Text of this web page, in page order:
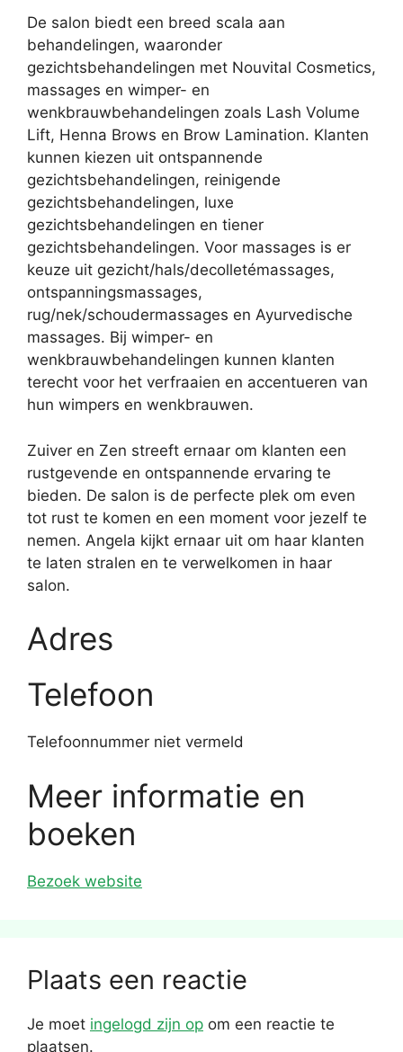
De salon biedt een breed scala aan
behandelingen, waaronder
gezichtsbehandelingen met Nouvital Cosmetics,
massages en wimper- en
wenkbrauwbehandelingen zoals Lash Volume
Lift, Henna Brows en Brow Lamination. Klanten
kunnen kiezen uit ontspannende
gezichtsbehandelingen, reinigende
gezichtsbehandelingen, luxe
gezichtsbehandelingen en tiener
gezichtsbehandelingen. Voor massages is er
keuze uit gezicht/hals/decolletémassages,
ontspanningsmassages,
rug/nek/schoudermassages en Ayurvedische
massages. Bij wimper- en
wenkbrauwbehandelingen kunnen klanten
terecht voor het verfraaien en accentueren van
hun wimpers en wenkbrauwen.
Zuiver en Zen streeft ernaar om klanten een
rustgevende en ontspannende ervaring te
bieden. De salon is de perfecte plek om even
tot rust te komen en een moment voor jezelf te
nemen. Angela kijkt ernaar uit om haar klanten
te laten stralen en te verwelkomen in haar
salon.
Adres
Telefoon
Telefoonnummer niet vermeld
Meer informatie en
boeken
Bezoek website
Plaats een reactie
Je moet ingelogd zijn op om een reactie te
plaatsen.